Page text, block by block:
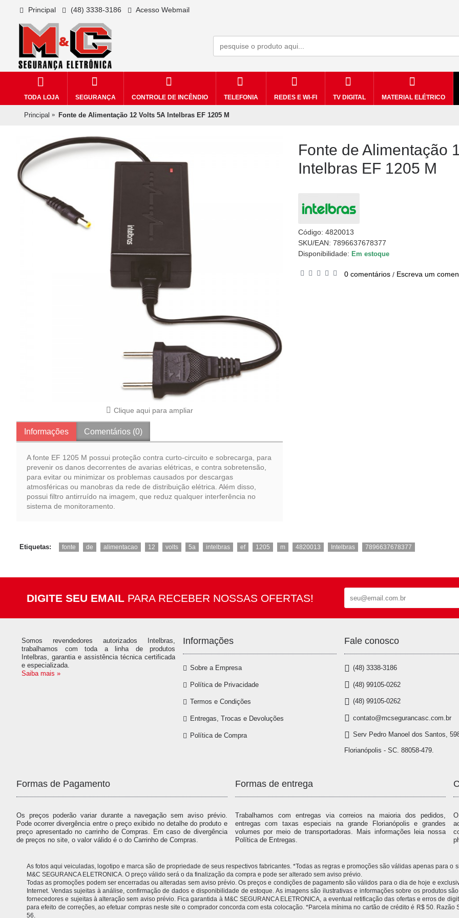
Principal (48) 3338-3186 Acesso Webmail
TODA LOJA SEGURANÇA CONTROLE DE INCÊNDIO TELEFONIA REDES E WI-FI TV DIGITAL MATERIAL ELÉTRICO
Principal Fonte de Alimentação 12 Volts 5A Intelbras EF 1205 M
Clique aqui para ampliar
Informações Comentários (0)
A fonte EF 1205 M possui proteção contra curto-circuito e sobrecarga, para
prevenir os danos decorrentes de avarias elétricas, e contra sobretensão,
para evitar ou minimizar os problemas causados por descargas
atmosféricas ou manobras da rede de distribuição elétrica. Além disso,
possui filtro antirruído na imagem, que reduz qualquer interferência no
sistema de monitoramento.
Fonte de Alimentação
Intelbras EF 1205 M
Código: 4820013
SKU/EAN: 7896637678377
Disponibilidade: Em estoque
0 comentários / Escreva um
Etiquetas: fonte de alimentacao 12 volts 5a intelbras ef 1205 m 4820013 Intelbras 7896637678377
DIGITE SEU EMAIL PARA RECEBER NOSSAS OFERTAS!
Somos revendedores autorizados Intelbras,
trabalhamos com toda a linha de produtos
Intelbras, garantia e assistência técnica certificada
e especializada.
Saiba mais »
Informações
Sobre a Empresa
Política de Privacidade
Termos e Condições
Entregas, Trocas e Devoluções
Política de Compra
Fale conosco
(48) 3338-3186
(48) 99105-0262
(48) 99105-0262
contato@mcsegurancasc.com.br
Serv Pedro Manoel dos Santos,
Florianópolis - SC. 88058-479.
Formas de Pagamento
Os preços poderão variar durante a navegação sem aviso prévio.
Pode ocorrer divergência entre o preço exibido no detalhe do produto e
preço apresentado no carrinho de Compras. Em caso de divergência
de preços no site, o valor válido é o do Carrinho de Compras.
Formas de entrega
Trabalhamos com entregas via correios na maioria dos pedidos,
entregas com taxas especiais na grande Florianópolis e grandes
volumes por meio de transportadoras. Mais informações leia nossa
Política de Entregas.
As fotos aqui veiculadas, logotipo e marca são de propriedade de seus respectivos fabricantes. *Todas as regras e promoções são válidas apenas para o
M&C SEGURANCA ELETRONICA. O preço válido será o da finalização da compra e pode ser alterado sem aviso prévio.
Todas as promoções podem ser encerradas ou alteradas sem aviso prévio. Os preços e condições de pagamento são válidos para o dia de hoje e
Internet. Vendas sujeitas à análise, confirmação de dados e disponibilidade de estoque. As imagens são ilustrativas e informações sobre os produtos
fornecedores e sujeitas à alteração sem aviso prévio. Fica garantida à M&C SEGURANCA ELETRONICA, a eventual retificação das ofertas e erros de
para efeito de correções, ao efetuar compras neste site o comprador concorda com esta colocação. *Parcela mínima no cartão de crédito é R$ 50. Razão
56.